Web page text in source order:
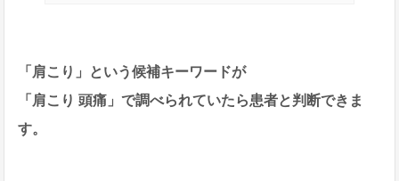
「肩こり」という候補キーワードが
「肩こり 頭痛」で調べられていたら患者と判断できま
す。